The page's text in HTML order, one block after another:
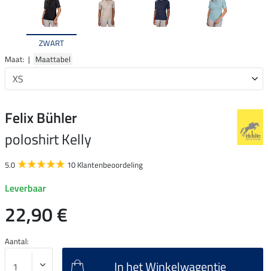
ZWART
Maat: | Maattabel
Felix Bühler
poloshirt Kelly
5.0 10 Klantenbeoordeling
Leverbaar
22,90 €
Aantal:
In het Winkelwagentje